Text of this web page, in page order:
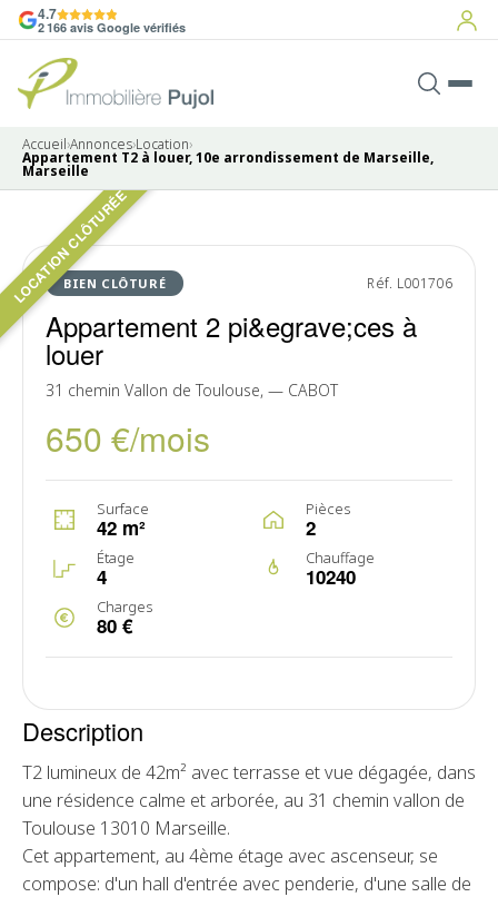
4.7
2 166 avis Google vérifiés
Accueil›Annonces›Location›
Appartement T2 à louer, 10e arrondissement de Marseille,
Marseille
LOCATION CLÔTURÉE
BIEN CLÔTURÉ Réf. L001706
Appartement 2 pi&egrave;ces à
louer
31 chemin Vallon de Toulouse, — CABOT
650 €/mois
Surface
42 m²
Pièces
2
Étage
4
Chauffage
10240
Charges
80 €
Pas de photo disponible
LOUÉ
Description
T2 lumineux de 42m² avec terrasse et vue dégagée, dans
une résidence calme et arborée, au 31 chemin vallon de
Toulouse 13010 Marseille.
Cet appartement, au 4ème étage avec ascenseur, se
compose: d'un hall d'entrée avec penderie, d'une salle de